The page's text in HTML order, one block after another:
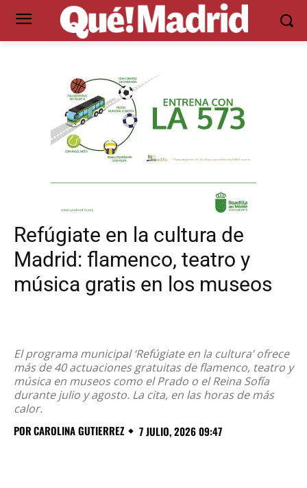
Refúgiate en la cultura de
Madrid: flamenco, teatro y
música gratis en los museos
El programa municipal ‘Refúgiate en la cultura’ ofrece
más de 40 actuaciones gratuitas de flamenco, teatro y
música en museos como el Prado o el Reina Sofía
durante julio y agosto. La cita, en las horas de más
calor.
PORCAROLINA GUTIERREZ 7 JULIO, 2026 09:47